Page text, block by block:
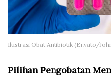
Ilustrasi Obat Antibiotik (Envato/
Pilihan Pengobatan